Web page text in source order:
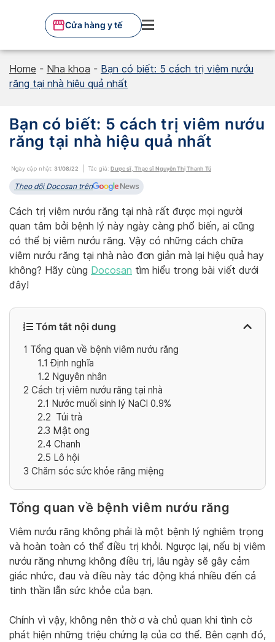
Cửa hàng y tế
Home - Nha khoa - Bạn có biết: 5 cách trị viêm nướu
răng tại nhà hiệu quả nhất
Bạn có biết: 5 cách trị viêm nướu
răng tại nhà hiệu quả nhất
Ngày cập nhật: 31/08/22 Tác giả: Dược sĩ, Thạc sĩ Nguyễn Thị Thanh Tú
Theo dõi Docosan trên
Cách trị viêm nướu răng tại nhà rất được mọi người
quan tâm bởi bệnh lý này ngày càng phổ biến, ai cũng
có thể bị viêm nướu răng. Vậy có những cách chữa
viêm nướu răng tại nhà nào đơn giản mà lại hiệu quả hay
không? Hãy cùng Docosan tìm hiểu trong bài viết dưới
đây!
Tóm tắt nội dung
1 Tổng quan về bệnh viêm nướu răng
1.1 Định nghĩa
1.2 Nguyên nhân
2 Cách trị viêm nướu răng tại nhà
2.1 Nước muối sinh lý NaCl 0.9%
2.2 Túi trà
2.3 Mật ong
2.4 Chanh
2.5 Lô hội
3 Chăm sóc sức khỏe răng miệng
Tổng quan về bệnh viêm nướu răng
Viêm nướu răng không phải là một bệnh lý nghiêm trọng
và hoàn toàn có thể điều trị khỏi. Ngược lại, nếu bị viêm
nướu răng nhưng không điều trị, lâu ngày sẽ gây cảm
giác nhức, đau và điều này tác động khá nhiều đến cả
tinh thần lẫn sức khỏe của bạn.
Chính vì vậy, không nên thờ ơ và chủ quan khi tình cờ
phát hiện những triệu chứng lạ của cơ thể. Bên cạnh đó,